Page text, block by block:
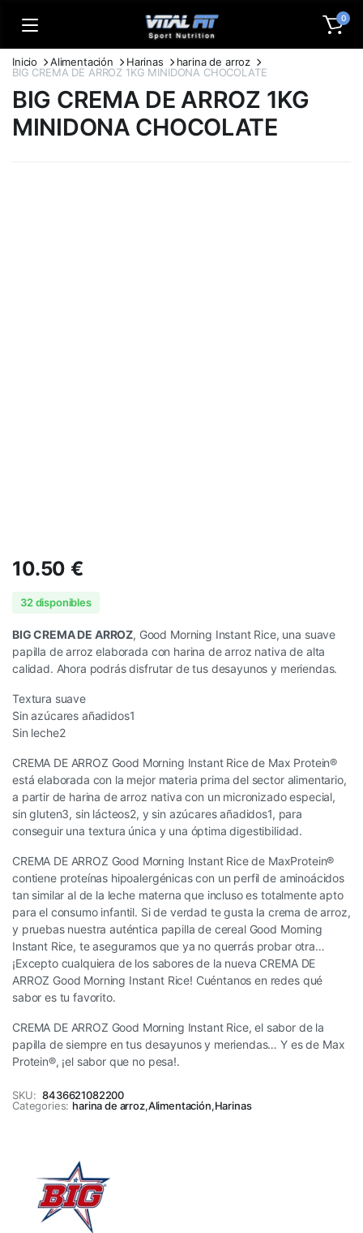
0
Inicio Alimentación Harinas
harina de arroz
BIG CREMA DE ARROZ 1KG MINIDONA CHOCOLATE
BIG CREMA DE ARROZ 1KG
MINIDONA CHOCOLATE
10.50€
32 disponibles
BIG CREMA DE ARROZ, Good Morning Instant Rice, una suave
papilla de arroz elaborada con harina de arroz nativa de alta
calidad. Ahora podrás disfrutar de tus desayunos y meriendas.
Textura suave
Sin azúcares añadidos1
Sin leche2
CREMA DE ARROZ Good Morning Instant Rice de Max Protein®
está elaborada con la mejor materia prima del sector alimentario,
a partir de harina de arroz nativa con un micronizado especial,
sin gluten3, sin lácteos2, y sin azúcares añadidos1, para
conseguir una textura única y una óptima digestibilidad.
CREMA DE ARROZ Good Morning Instant Rice de MaxProtein®
contiene proteínas hipoalergénicas con un perfil de aminoácidos
tan similar al de la leche materna que incluso es totalmente apto
para el consumo infantil. Si de verdad te gusta la crema de arroz,
y pruebas nuestra auténtica papilla de cereal Good Morning
Instant Rice, te aseguramos que ya no querrás probar otra…
¡Excepto cualquiera de los sabores de la nueva CREMA DE
ARROZ Good Morning Instant Rice! Cuéntanos en redes qué
sabor es tu favorito.
CREMA DE ARROZ Good Morning Instant Rice, el sabor de la
papilla de siempre en tus desayunos y meriendas… Y es de Max
Protein®, ¡el sabor que no pesa!.
SKU: 8436621082200
Categories: harina de arroz,Alimentación,Harinas